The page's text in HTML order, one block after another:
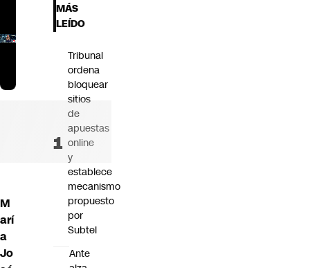
M
arí
a
Jo
MÁS
LEÍDO
Tribunal
ordena
bloquear
sitios
de
apuestas
online
y
establece
mecanismo
propuesto
por
Subtel
Ante